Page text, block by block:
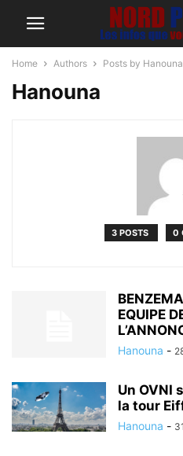
Home Authors Posts by Hanouna
Hanouna
3 POSTS 0
EQUIPE
Hanouna -
Un OVNI
la tour
Hanouna -